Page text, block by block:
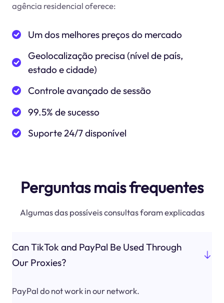
agência residencial oferece:
Um dos melhores preços do mercado
Geolocalização precisa (nível de país,
estado e cidade)
Controle avançado de sessão
99.5% de sucesso
Suporte 24/7 disponível
Perguntas mais frequentes
Algumas das possíveis consultas foram explicadas
Can TikTok and PayPal Be Used Through
Our Proxies?
PayPal do not work in our network.